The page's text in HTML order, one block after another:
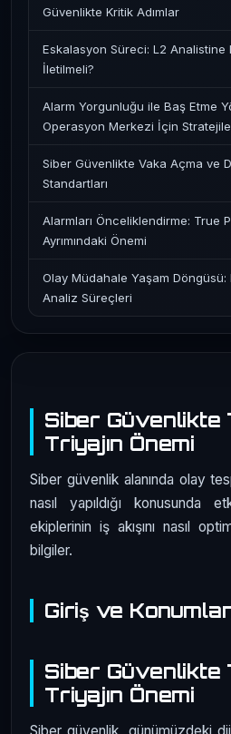
Siber Güvenlikte
Triyajın Önemi
Siber güvenlik alanında olay
nasıl yapıldığı konusunda
ekiplerinin iş akışını nasıl
bilgiler.
Giriş ve
Siber Güvenlikte
Triyajın Önemi
Güvenlikte Kritik Adımlar
Eskalasyon Süreci: L2 Analistine
İletilmeli?
Alarm Yorgunluğu ile Baş Etme
Operasyon Merkezi İçin
Siber Güvenlikte Vaka Açma ve
Standartları
Alarmları Önceliklendirme: True
Ayrımındaki Önemi
Olay Müdahale Yaşam Döngüsü:
Analiz Süreçleri